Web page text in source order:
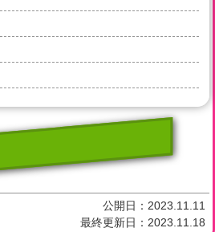
公開日： 2023.11.11
最終更新日： 2023.11.18